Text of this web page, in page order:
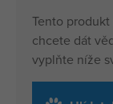
Tento
chcete dát
vyplňte níže